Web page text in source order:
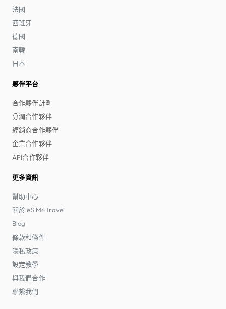
法國
西班牙
德國
南韓
日本
夥伴平台
合作夥伴計劃
分潤合作夥伴
經銷商合作夥伴
企業合作夥伴
API合作夥伴
更多資訊
幫助中心
關於 eSIM4Travel
Blog
條款和條件
隱私政策
設定教學
與我們合作
聯繫我們